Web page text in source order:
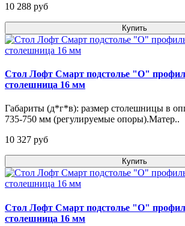
10 288 pуб
Купить
Стол Лофт Смарт подстолье "О"
столешница 16 мм
Габариты (д*г*в): размер столешницы в
735-750 мм (регулируемые опоры).Матер..
10 327 pуб
Купить
Стол Лофт Смарт подстолье "О"
столешница 16 мм